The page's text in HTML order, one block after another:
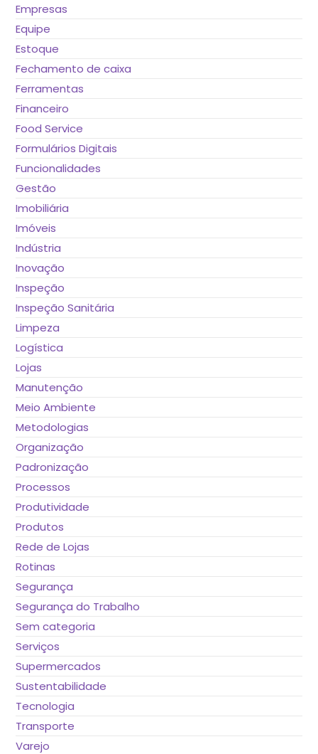
Empresas
Equipe
Estoque
Fechamento de caixa
Ferramentas
Financeiro
Food Service
Formulários Digitais
Funcionalidades
Gestão
Imobiliária
Imóveis
Indústria
Inovação
Inspeção
Inspeção Sanitária
Limpeza
Logística
Lojas
Manutenção
Meio Ambiente
Metodologias
Organização
Padronização
Processos
Produtividade
Produtos
Rede de Lojas
Rotinas
Segurança
Segurança do Trabalho
Sem categoria
Serviços
Supermercados
Sustentabilidade
Tecnologia
Transporte
Varejo